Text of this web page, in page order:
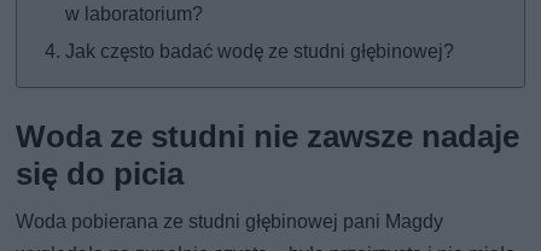
w laboratorium?
Jak często badać wodę ze studni głębinowej?
Woda ze studni nie zawsze nadaje
się do picia
Woda pobierana ze studni głębinowej pani Magdy